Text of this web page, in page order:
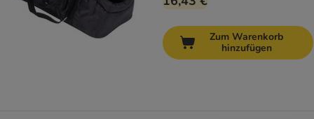
Zum Warenkorb
hinzufügen